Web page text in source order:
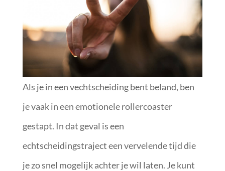
Als je in een vechtscheiding bent beland, ben
je vaak in een emotionele rollercoaster
gestapt. In dat geval is een
echtscheidingstraject een vervelende tijd die
je zo snel mogelijk achter je wil laten. Je kunt